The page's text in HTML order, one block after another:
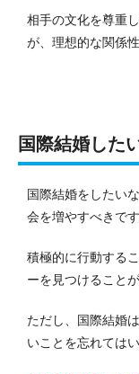
相手の文化を尊重
が、理想的な関係
国際結婚した
国際結婚をしたい
会を増やすべきです
積極的に行動する
ーを見つけること
ただし、国際結婚
いことを忘れては